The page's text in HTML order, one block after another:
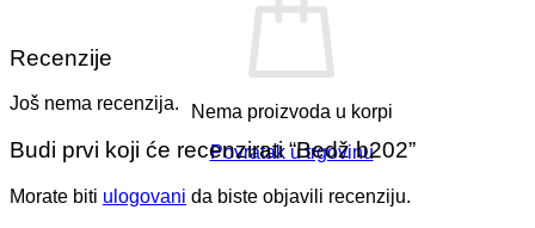
Nema proizvoda u korpi
Povratak u trgovinu
Recenzije
Još nema recenzija.
Budi prvi koji će recenzirati “Bedž b202”
Morate biti ulogovani da biste objavili recenziju.